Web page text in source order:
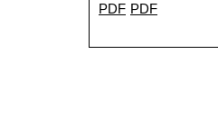
PDF PDF